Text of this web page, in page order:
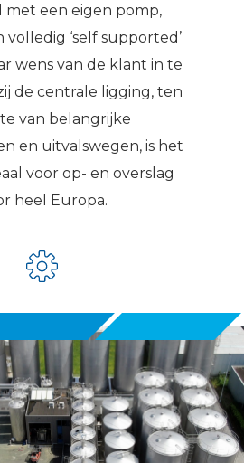
met een eigen pomp,
‘self supported’
wens van de klant in te
de centrale ligging, ten
van belangrijke
en uitvalswegen, is het
voor op- en overslag
heel Europa.